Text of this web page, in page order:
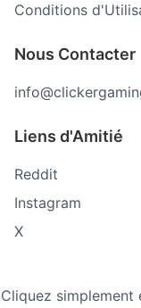
Conditions
Nous Contacter
Liens d'Amitié
Reddit
Instagram
X
Cliquez